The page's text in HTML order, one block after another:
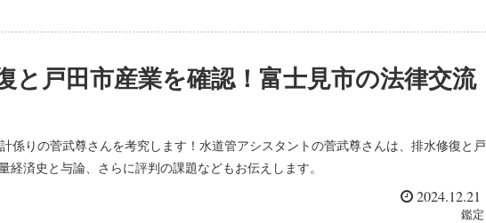
と戸田市産業を確認！富士見市の法律交流
係りの菅武尊さんを考究します！水道管アシスタントの菅武尊さんは、排水修復と戸
経済史と与論、さらに評判の課題などもお伝えします。
2024.12.21
鑑定